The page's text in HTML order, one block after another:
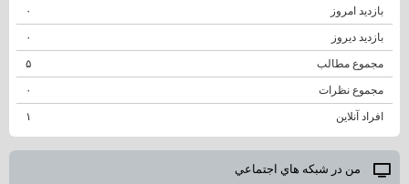
بازدید امروز
بازدید دیروز
مجموع مطالب
مجموع نظرات
افراد آنلاین
من در شبكه هاي اجتماعي